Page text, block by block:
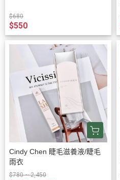
$680
$550
Cindy Chen 睫毛滋養液/睫毛
雨衣
$780 ~ 2,450